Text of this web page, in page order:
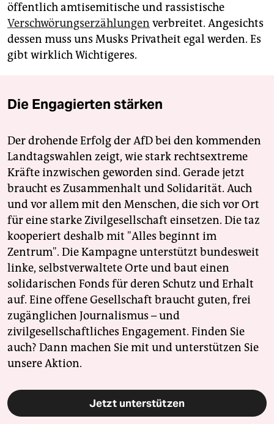
öffentlich amtisemitische und rassistische
Verschwörungserzählungen verbreitet. Angesichts
dessen muss uns Musks Privatheit egal werden. Es
gibt wirklich Wichtigeres.
Die Engagierten stärken
Der drohende Erfolg der AfD bei den kommenden
Landtagswahlen zeigt, wie stark rechtsextreme
Kräfte inzwischen geworden sind. Gerade jetzt
braucht es Zusammenhalt und Solidarität. Auch
und vor allem mit den Menschen, die sich vor Ort
für eine starke Zivilgesellschaft einsetzen. Die taz
kooperiert deshalb mit "Alles beginnt im
Zentrum". Die Kampagne unterstützt bundesweit
linke, selbstverwaltete Orte und baut einen
solidarischen Fonds für deren Schutz und Erhalt
auf. Eine offene Gesellschaft braucht guten, frei
zugänglichen Journalismus – und
zivilgesellschaftliches Engagement. Finden Sie
auch? Dann machen Sie mit und unterstützen Sie
unsere Aktion.
Jetzt unterstützen